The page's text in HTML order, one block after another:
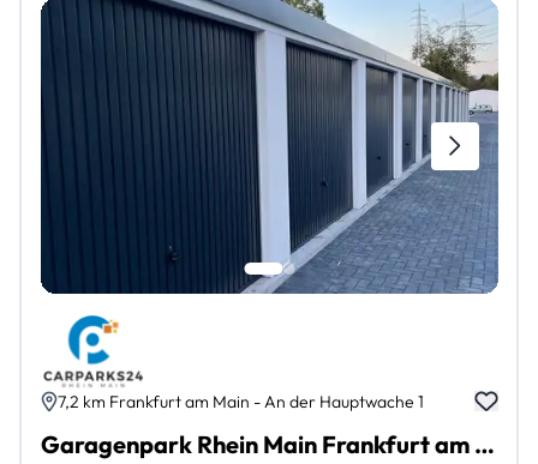
7,2 km Frankfurt am Main - An der Hauptwache 1
Garagenpark Rhein Main Frankfurt am Main Innenstadt